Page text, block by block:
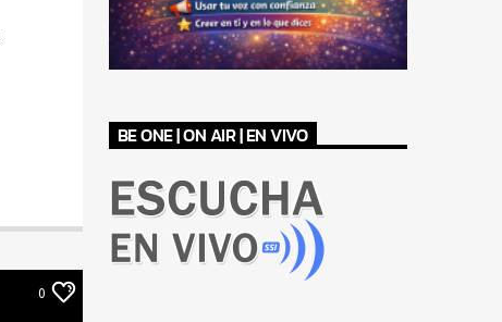
0
BE ONE | ON AIR | EN VIVO